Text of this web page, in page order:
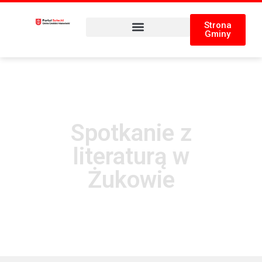
Strona
Gminy
Spotkanie z
literaturą w
Żukowie